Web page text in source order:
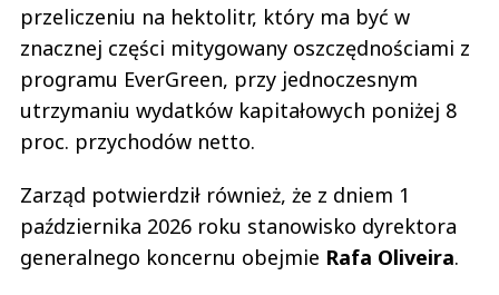
przeliczeniu na hektolitr, który ma być w
znacznej części mitygowany oszczędnościami z
programu EverGreen, przy jednoczesnym
utrzymaniu wydatków kapitałowych poniżej 8
proc. przychodów netto.
Zarząd potwierdził również, że z dniem 1
października 2026 roku stanowisko dyrektora
generalnego koncernu obejmie Rafa Oliveira.